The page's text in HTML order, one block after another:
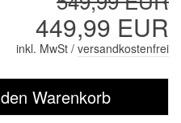
449,99 EUR
inkl. MwSt / versandkostenfrei